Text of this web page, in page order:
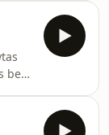
be